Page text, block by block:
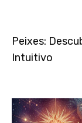
Peixes:
Intuitivo